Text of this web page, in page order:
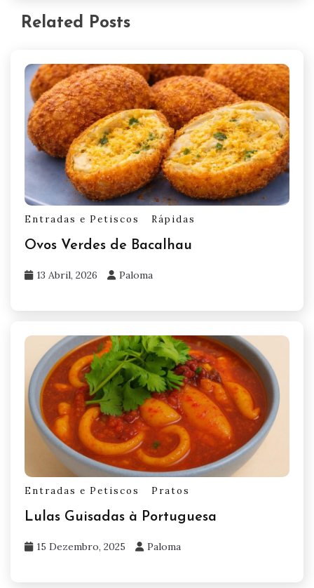
Related Posts
Entradas e Petiscos Rápidas
Ovos Verdes de Bacalhau
13 Abril, 2026 Paloma
Entradas e Petiscos Pratos
Lulas Guisadas à Portuguesa
15 Dezembro, 2025 Paloma